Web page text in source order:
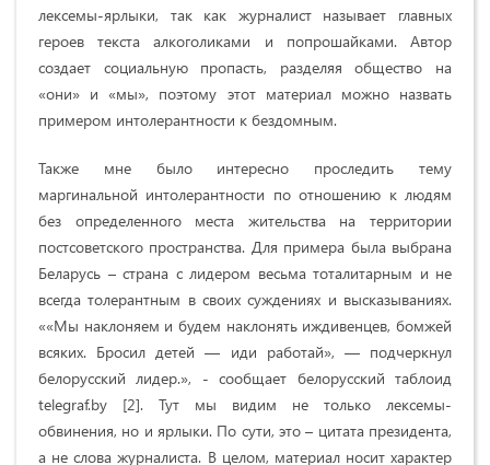
лексемы-ярлыки, так как журналист называет главных
героев текста алкоголиками и попрошайками. Автор
создает социальную пропасть, разделяя общество на
«они» и «мы», поэтому этот материал можно назвать
примером интолерантности к бездомным.
Также мне было интересно проследить тему
маргинальной интолерантности по отношению к людям
без определенного места жительства на территории
постсоветского пространства. Для примера была выбрана
Беларусь – страна с лидером весьма тоталитарным и не
всегда толерантным в своих суждениях и высказываниях.
««Мы наклоняем и будем наклонять иждивенцев, бомжей
всяких. Бросил детей — иди работай», — подчеркнул
белорусский лидер.», - сообщает белорусский таблоид
telegraf.by [2]. Тут мы видим не только лексемы-
обвинения, но и ярлыки. По сути, это – цитата президента,
а не слова журналиста. В целом, материал носит характер